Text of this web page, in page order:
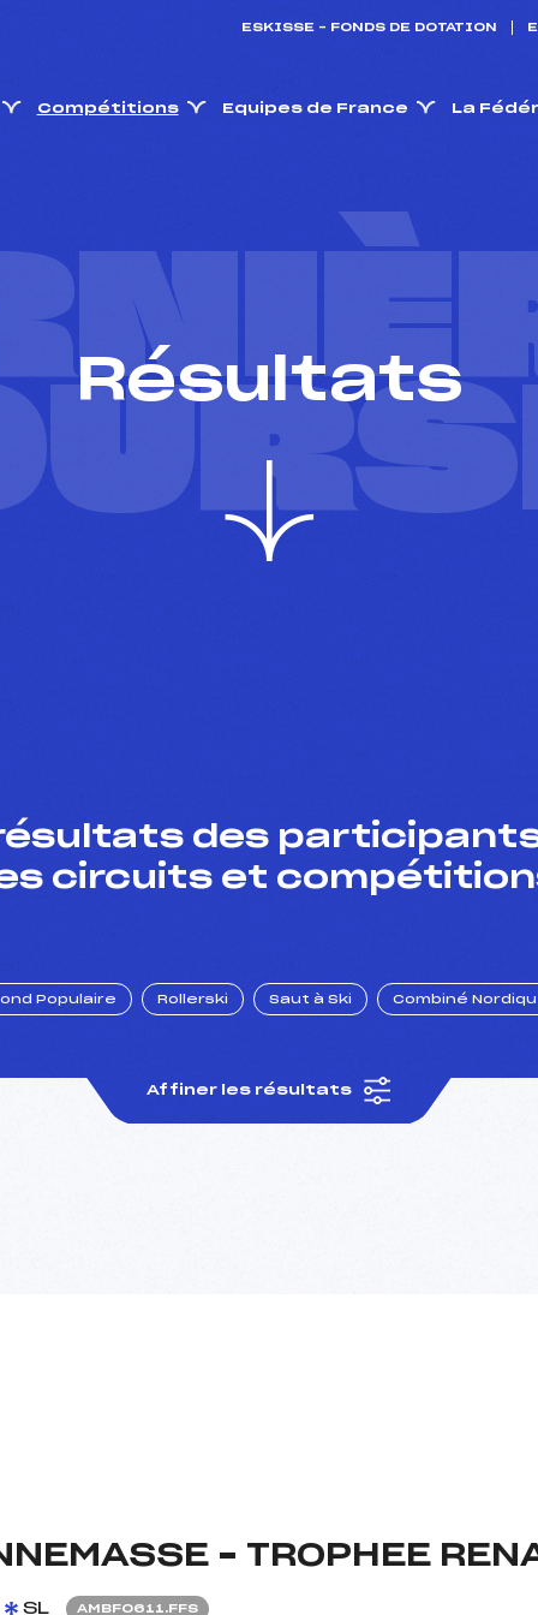
ESKISSE – FONDS DE DOTATION
Compétitions Equipes de France La
Résultats
des participants
circuits et
Populaire Rollerski Saut à Ski Combiné
Affiner les résultats
– TROPHEE
SL AMBF0611.FFS